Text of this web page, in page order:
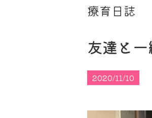
療育日誌
友達と一
2020/11/10